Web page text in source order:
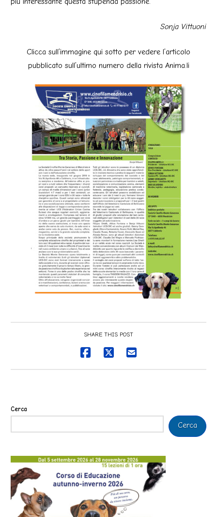
Sonja Vittuoni
Clicca sull’immagine qui sotto per vedere l’articolo
pubblicato sull’ultimo numero della rivista Anima.li
SHARE THIS POST
Cerca
Cerca